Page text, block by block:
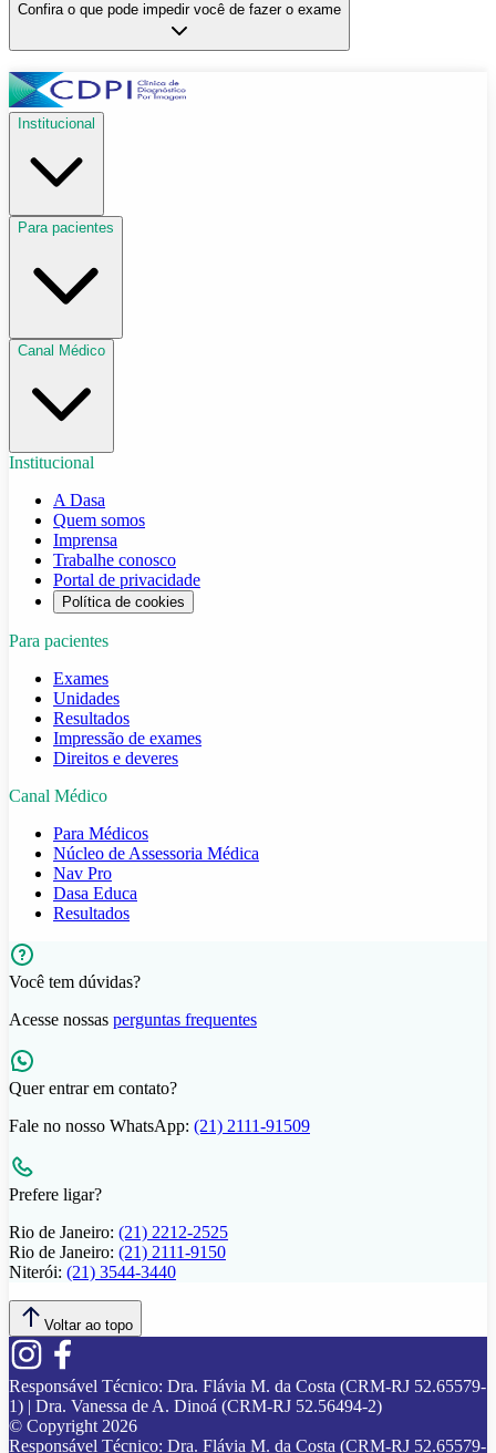
Confira o que pode impedir você de fazer o exame
Institucional
Para pacientes
Canal Médico
Institucional
A Dasa
Quem somos
Imprensa
Trabalhe conosco
Portal de privacidade
Política de cookies
Para pacientes
Exames
Unidades
Resultados
Impressão de exames
Direitos e deveres
Canal Médico
Para Médicos
Núcleo de Assessoria Médica
Nav Pro
Dasa Educa
Resultados
Você tem dúvidas?
Acesse nossas perguntas frequentes
Quer entrar em contato?
Fale no nosso WhatsApp: (21) 2111-91509
Prefere ligar?
Rio de Janeiro: (21) 2212-2525
Rio de Janeiro: (21) 2111-9150
Niterói: (21) 3544-3440
Voltar ao topo
Responsável Técnico: Dra. Flávia M. da Costa (CRM-RJ 52.65579-
1) | Dra. Vanessa de A. Dinoá (CRM-RJ 52.56494-2)
© Copyright 2026
Responsável Técnico: Dra. Flávia M. da Costa (CRM-RJ 52.65579-